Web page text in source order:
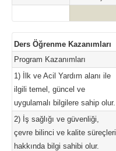
Ders Öğrenme Kazanımları
Program Kazanımları
1) İlk ve Acil Yardım alanı ile
ilgili temel, güncel ve
uygulamalı bilgilere sahip olur.
2) İş sağlığı ve güvenliği,
çevre bilinci ve kalite süreçleri
hakkında bilgi sahibi olur.